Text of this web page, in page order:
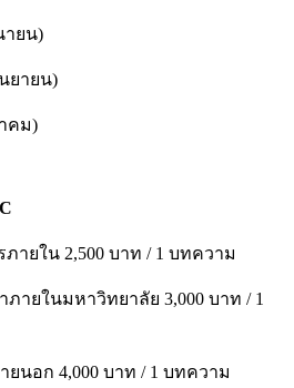
ยน)
ยายน)
คม)
ยใน 2,500 บาท / 1 บทความ
ยในมหาวิทยาลัย 3,000 บาท / 1
นอก 4,000 บาท / 1 บทความ